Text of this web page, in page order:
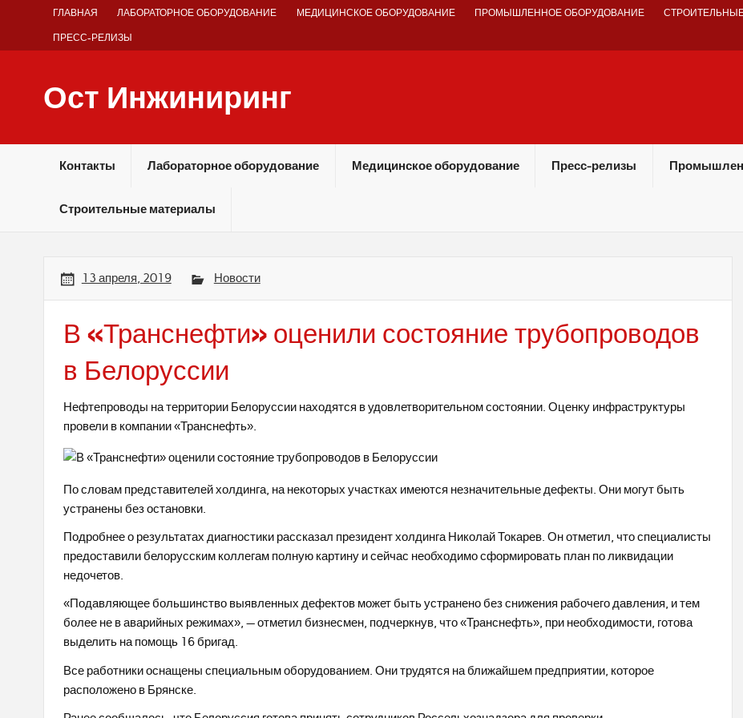
ГЛАВНАЯ ЛАБОРАТОРНОЕ ОБОРУДОВАНИЕ МЕДИЦИНСКОЕ ОБОРУДОВАНИЕ ПРОМЫШЛЕННОЕ ОБОРУДОВАНИЕ
ПРЕСС-РЕЛИЗЫ
Ост Инжиниринг
Контакты Лабораторное оборудование Медицинское оборудование Пресс-релизы
Строительные материалы
13 апреля, 2019 Новости
В «Транснефти» оценили состояние трубопроводов
в Белоруссии
Нефтепроводы на территории Белоруссии находятся в удовлетворительном состоянии. Оценку инфраструктуры
провели в компании «Транснефть».
По словам представителей холдинга, на некоторых участках имеются незначительные дефекты. Они могут быть
устранены без остановки.
Подробнее о результатах диагностики рассказал президент холдинга Николай Токарев. Он отметил, что специалисты
предоставили белорусским коллегам полную картину и сейчас необходимо сформировать план по ликвидации
недочетов.
«Подавляющее большинство выявленных дефектов может быть устранено без снижения рабочего давления, и тем
более не в аварийных режимах», — отметил бизнесмен, подчеркнув, что «Транснефть», при необходимости, готова
выделить на помощь 16 бригад.
Все работники оснащены специальным оборудованием. Они трудятся на ближайшем предприятии, которое
расположено в Брянске.